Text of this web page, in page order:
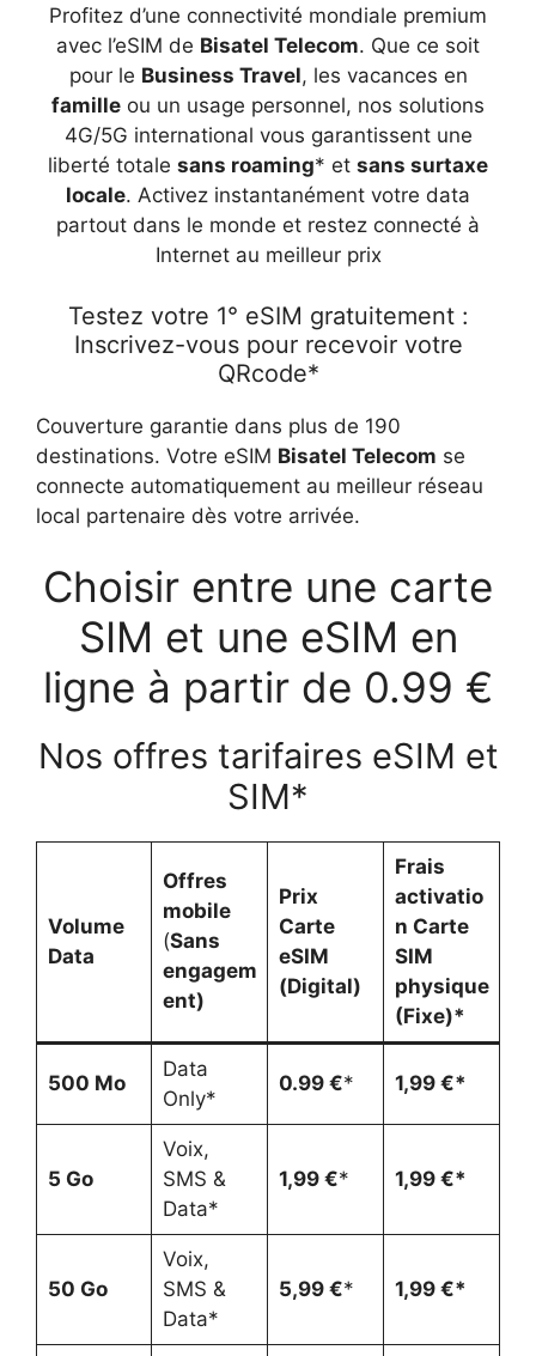
Profitez d’une connectivité mondiale premium
avec l’eSIM de Bisatel Telecom. Que ce soit
pour le Business Travel, les vacances en
famille ou un usage personnel, nos solutions
4G/5G international vous garantissent une
liberté totale sans roaming* et sans surtaxe
locale. Activez instantanément votre data
partout dans le monde et restez connecté à
Internet au meilleur prix
Testez votre 1° eSIM gratuitement :
Inscrivez-vous pour recevoir votre
QRcode*
Couverture garantie dans plus de 190
destinations. Votre eSIM Bisatel Telecom se
connecte automatiquement au meilleur réseau
local partenaire dès votre arrivée.
Choisir entre une carte
SIM et une eSIM en
ligne à partir de 0.99 €
Nos offres tarifaires eSIM et
SIM*
Volume
Data
Offres
mobile
(Sans
engagem
ent)
Prix
Carte
eSIM
(Digital)
Frais
activatio
n Carte
SIM
physique
(Fixe)*
500 Mo
Data
Only*
0.99 €* 1,99 €*
5 Go
Voix,
SMS &
Data*
1,99 €* 1,99 €*
50 Go
Voix,
SMS &
Data*
5,99 €* 1,99 €*